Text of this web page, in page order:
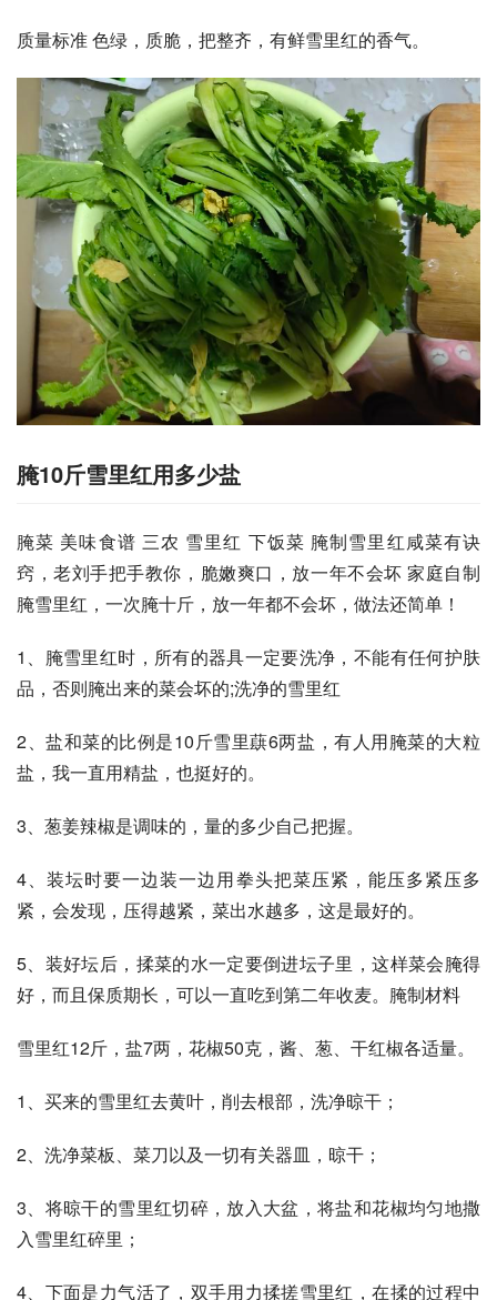
质量标准 色绿，质脆，把整齐，有鲜雪里红的香气。
腌10斤雪里红用多少盐
腌菜 美味食谱 三农 雪里红 下饭菜 腌制雪里红咸菜有诀
窍，老刘手把手教你，脆嫩爽口，放一年不会坏 家庭自制
腌雪里红，一次腌十斤，放一年都不会坏，做法还简单！
1、腌雪里红时，所有的器具一定要洗净，不能有任何护肤
品，否则腌出来的菜会坏的;洗净的雪里红
2、盐和菜的比例是10斤雪里蕻6两盐，有人用腌菜的大粒
盐，我一直用精盐，也挺好的。
3、葱姜辣椒是调味的，量的多少自己把握。
4、装坛时要一边装一边用拳头把菜压紧，能压多紧压多
紧，会发现，压得越紧，菜出水越多，这是最好的。
5、装好坛后，揉菜的水一定要倒进坛子里，这样菜会腌得
好，而且保质期长，可以一直吃到第二年收麦。腌制材料
雪里红12斤，盐7两，花椒50克，酱、葱、干红椒各适量。
1、买来的雪里红去黄叶，削去根部，洗净晾干；
2、洗净菜板、菜刀以及一切有关器皿，晾干；
3、将晾干的雪里红切碎，放入大盆，将盐和花椒均匀地撒
入雪里红碎里；
4、下面是力气活了，双手用力揉搓雪里红，在揉的过程中